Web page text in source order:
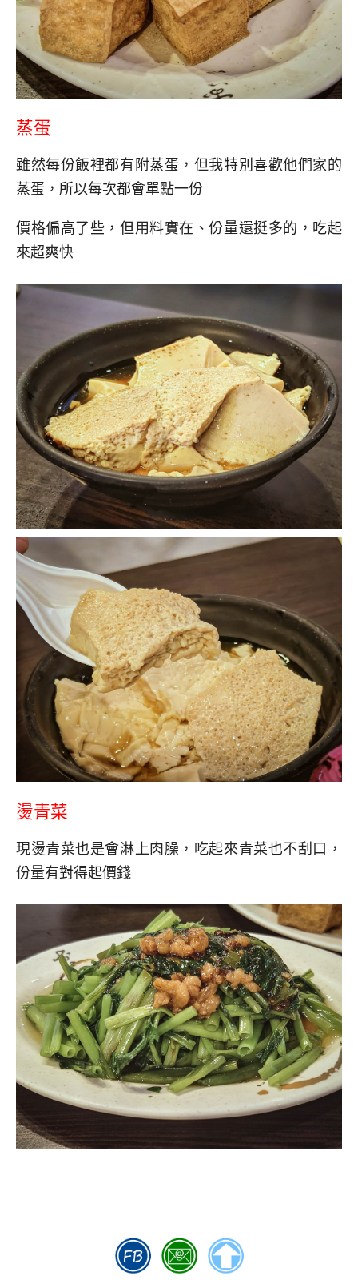
蒸蛋
雖然每份飯裡都有附蒸蛋，但我特別喜歡他們家的
蒸蛋，所以每次都會單點一份
價格偏高了些，但用料實在、份量還挺多的，吃起
來超爽快
燙青菜
現燙青菜也是會淋上肉臊，吃起來青菜也不刮口，
份量有對得起價錢